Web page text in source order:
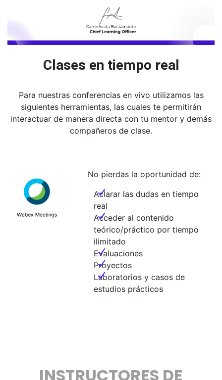
Clases en tiempo real
Para nuestras conferencias en vivo utilizamos las
siguientes herramientas, las cuales te permitirán
interactuar de manera directa con tu mentor y demás
compañeros de clase.
No pierdas la oportunidad de:
Aclarar las dudas en tiempo
real
Acceder al contenido
teórico/práctico por tiempo
ilimitado
Evaluaciones
Proyectos
Laboratorios y casos de
estudios prácticos
INSTRUCTORES DE